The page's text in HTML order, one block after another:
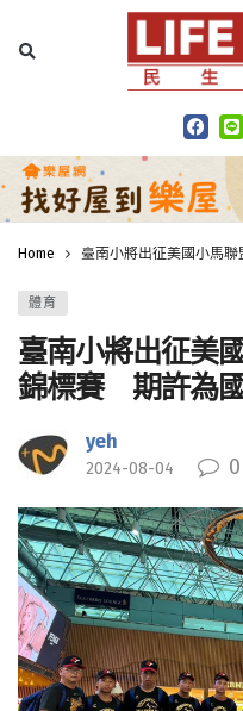
Home 臺南小將出征美國小馬
體育
臺南小將出征美
錦標賽 期許為
yeh
2024-08-04 0